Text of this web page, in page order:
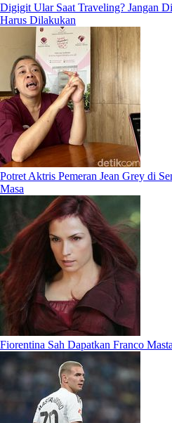
Digigit Ular Saat Traveling? Jangan
Harus Dilakukan
Potret Aktris Pemeran Jean Grey di
Masa
Fiorentina Sah Dapatkan Franco